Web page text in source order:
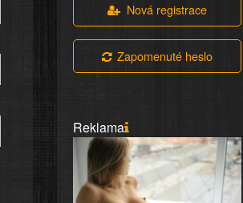
Nová registrace
Zapomenuté heslo
Reklama